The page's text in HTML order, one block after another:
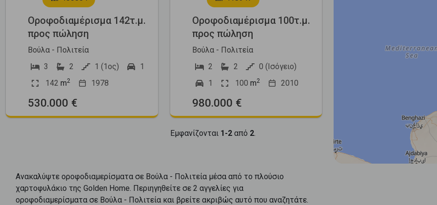
Οροφοδιαμέρισμα 142τ.μ.
προς πώληση
Βούλα - Πολιτεία
3
2 1 (1ος)
1
142 m2 1978
530.000 €
Οροφοδιαμέρισμα 100τ.μ.
προς πώληση
Βούλα - Πολιτεία
2
2
0 (Ισόγειο)
1
100 m2 2010
980.000 €
Εμφανίζονται 1-2από 2.
Ανακαλύψτε οροφοδιαμερίσματα σε Βούλα - Πολιτεία μέσα από το πλούσιο
χαρτοφυλάκιο της Golden Home. Περιηγηθείτε σε 2 αγγελίες για
οροφοδιαμερίσματα σε Βούλα - Πολιτεία και βρείτε ακριβώς αυτό που αναζητάτε.